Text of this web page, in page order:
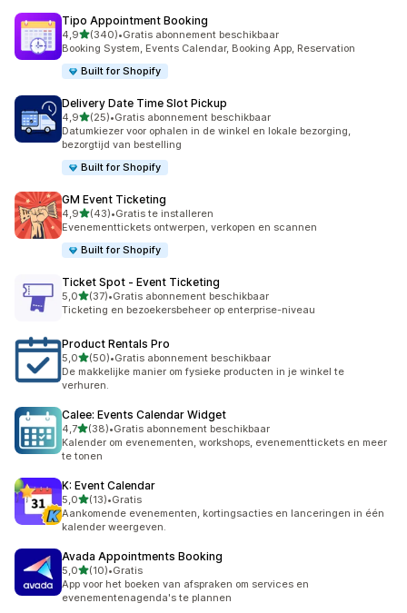
Tipo Appointment Booking
4,9van 5 sterren
(340)
340 recensies in totaal
•Gratis abonnement beschikbaar
Booking System, Events Calendar, Booking App, Reservation
Built for Shopify
Delivery Date Time Slot Pickup
4,9van 5 sterren
(25)
25 recensies in totaal
•Gratis abonnement beschikbaar
Datumkiezer voor ophalen in de winkel en lokale bezorging,
bezorgtijd van bestelling
Built for Shopify
GM Event Ticketing
4,9van 5 sterren
(43)
43 recensies in totaal
•Gratis te installeren
Evenementtickets ontwerpen, verkopen en scannen
Built for Shopify
Ticket Spot ‑ Event Ticketing
5,0van 5 sterren
(37)
37 recensies in totaal
•Gratis abonnement beschikbaar
Ticketing en bezoekersbeheer op enterprise-niveau
Product Rentals Pro
5,0van 5 sterren
(50)
50 recensies in totaal
•Gratis abonnement beschikbaar
De makkelijke manier om fysieke producten in je winkel te
verhuren.
Calee: Events Calendar Widget
4,7van 5 sterren
(38)
38 recensies in totaal
•Gratis abonnement beschikbaar
Kalender om evenementen, workshops, evenementtickets en meer
te tonen
K: Event Calendar
5,0van 5 sterren
(13)
13 recensies in totaal
•Gratis
Aankomende evenementen, kortingsacties en lanceringen in één
kalender weergeven.
Avada Appointments Booking
5,0van 5 sterren
(10)
10 recensies in totaal
•Gratis
App voor het boeken van afspraken om services en
evenementenagenda's te plannen